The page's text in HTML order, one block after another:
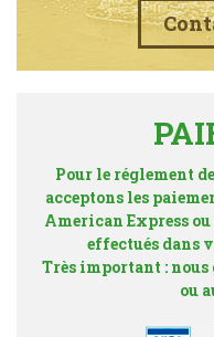
Pour le réglement
acceptons les
American Express
effectués dans
Très important :
ou